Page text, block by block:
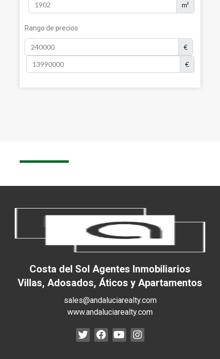
m²
Rango de precios
€
€
Costa del Sol Agentes Inmobiliarios
Villas, Adosados, Áticos y Apartamentos
sales@andaluciarealty.com
www.andaluciarealty.com